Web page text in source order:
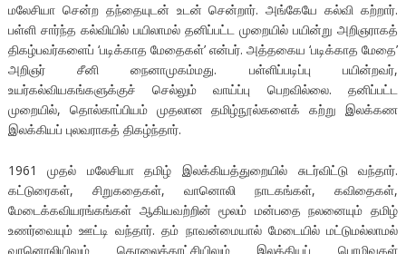
மலேசியா சென்ற தந்தையுடன் உடன் சென்றார். அங்கேயே கல்வி கற்றார்.
பள்ளி சார்ந்த கல்வியில் பயிலாமல் தனிப்பட்ட முறையில் பயின்று அறிஞராகத்
திகழ்பவர்களைப் ‘படிக்காத மேதைகள்’ என்பர். அத்தகைய ‘படிக்காத மேதை’
அறிஞர் சீனி நைனாமுகம்மது. பள்ளிப்படிப்பு பயின்றவர்,
உயர்கல்வியகங்களுக்குச் செல்லும் வாய்ப்பு பெறவில்லை. தனிப்பட்ட
முறையில், தொல்காப்பியம் முதலான தமிழ்நூல்களைக் கற்று இலக்கண
இலக்கியப் புலவராகத் திகழ்ந்தார்.
1961 முதல் மலேசியா தமிழ் இலக்கியத்துறையில் சுடர்விட்டு வந்தார்.
கட்டுரைகள், சிறுகதைகள், வானொலி நாடகங்கள், கவிதைகள்,
மேடைக்கவியரங்கங்கள் ஆகியவற்றின் மூலம் மன்பதை நலனையும் தமிழ்
உணர்வையும் ஊட்டி வந்தார். தம் நாவன்மையால் மேடையில் மட்டுமல்லாமல்
வானொலியிலும் தொலைக்காட்சியிலும் இலக்கியப் பொழிவுகள்